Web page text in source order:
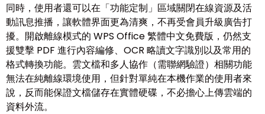
同時，使用者還可以在「功能定制」區域關閉在線資源及活
動訊息推播，讓軟體界面更為清爽，不再受會員升級廣告打
擾。開啟離線模式的 WPS Office 繁體中文免費版，仍然支
援雙擊 PDF 進行內容編修、OCR 略讀文字識別以及常用的
格式轉換功能。雲文檔和多人協作（需聯網驗證）相關功能
無法在純離線環境使用，但針對單純在本機作業的使用者來
說，反而能保證文檔儲存在實體硬碟，不必擔心上傳雲端的
資料外流。